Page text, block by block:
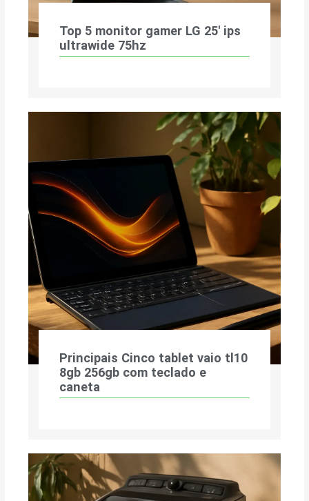
Top 5 monitor gamer LG 25′ ips
ultrawide 75hz
Principais Cinco tablet vaio tl10
8gb 256gb com teclado e
caneta